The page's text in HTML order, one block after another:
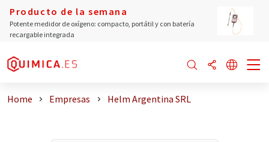
Producto de la semana
Potente medidor de oxígeno: compacto, portátil y con batería
recargable integrada
Home Empresas Helm Argentina SRL